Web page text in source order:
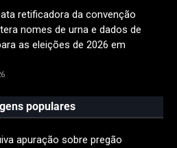
ata retificadora da convenção
nomes de urna e dados de
as eleições de 2026 em
populares
apuração sobre pregão